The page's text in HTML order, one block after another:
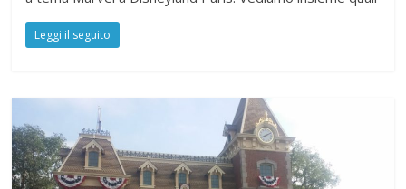
Leggi il seguito